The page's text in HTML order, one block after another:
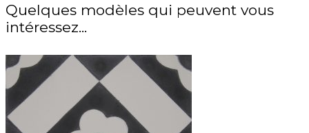
Quelques modèles qui peuvent vous
intéressez...